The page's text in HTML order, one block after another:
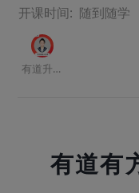
开课时间: 随到随学
有道升学规划师
有道有